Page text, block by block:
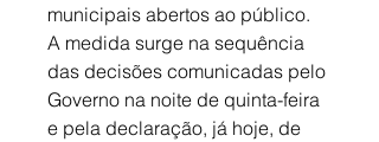
municipais abertos ao público.
A medida surge na sequência
das decisões comunicadas pelo
Governo na noite de quinta-feira
e pela declaração, já hoje, de